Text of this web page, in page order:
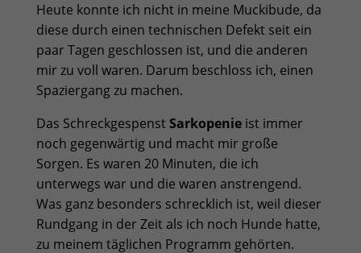
Heute konnte ich nicht in meine Muckibude, da
diese durch einen technischen Defekt seit ein
paar Tagen geschlossen ist, und die anderen
mir zu voll waren. Darum beschloss ich, einen
Spaziergang zu machen.
Das SchreckgespenstSarkopenieist immer
noch gegenwärtig und macht mir große
Sorgen. Es waren 20 Minuten, die ich
unterwegs war und die waren anstrengend.
Was ganz besonders schrecklich ist, weil dieser
Rundgang in der Zeit als ich noch Hunde hatte,
zu meinem täglichen Programm gehörten.